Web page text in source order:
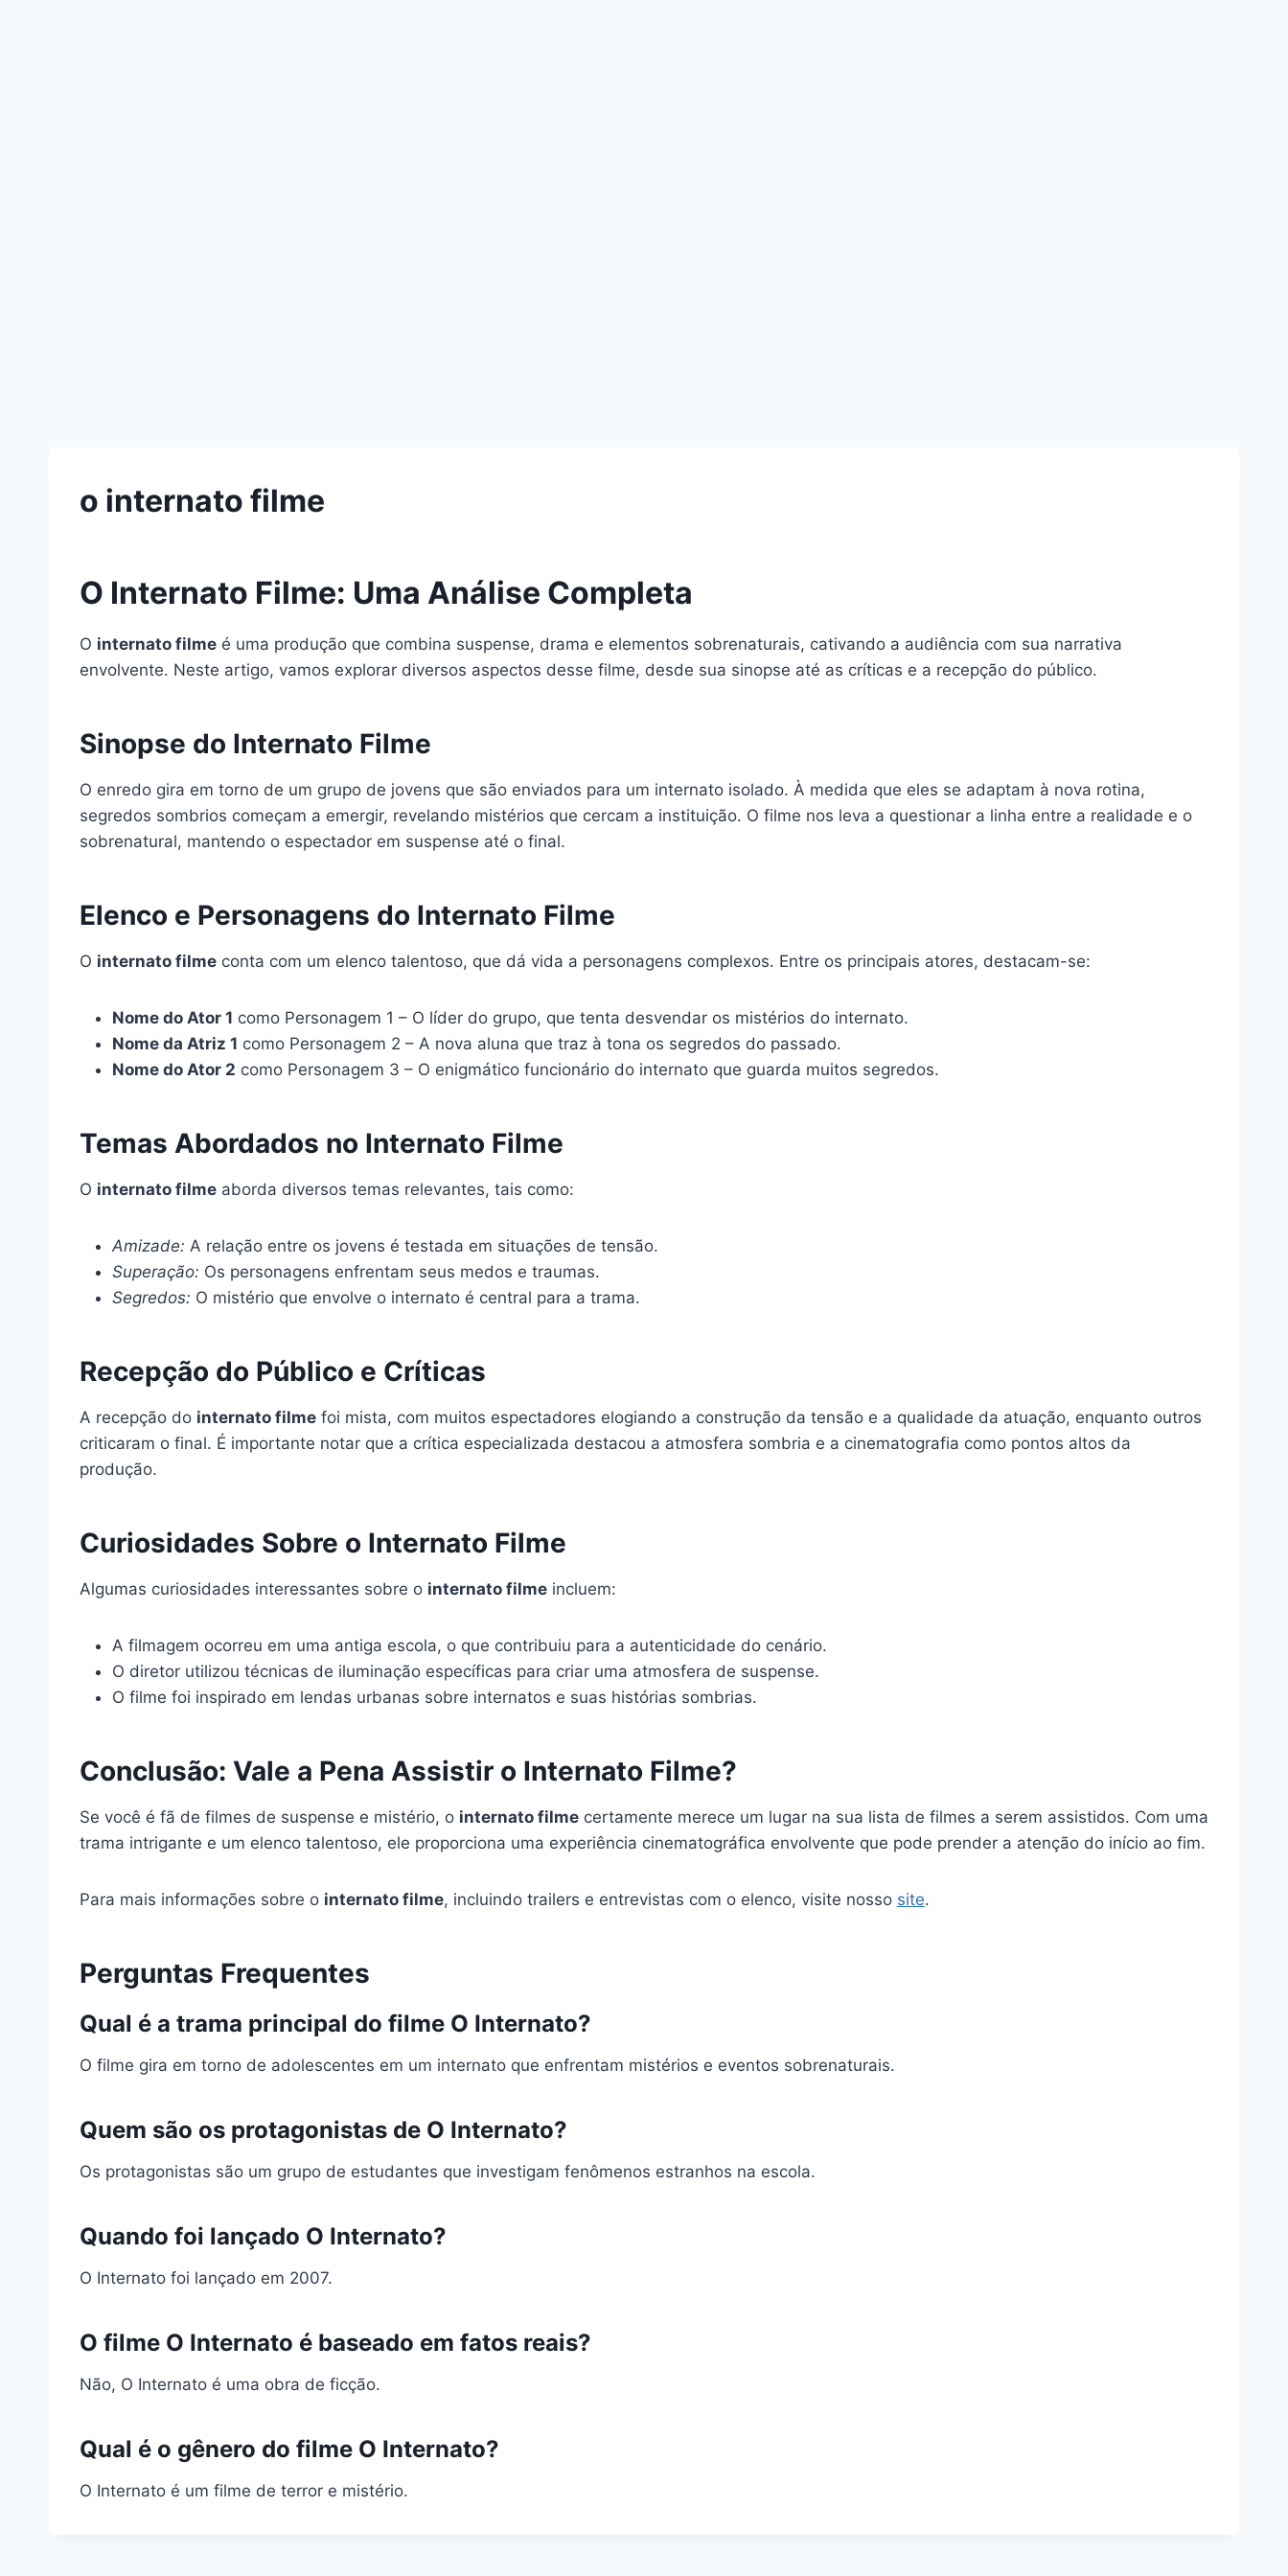
o internato filme
O Internato Filme: Uma Análise Completa
O internato filme é uma produção que combina suspense, drama e elementos sobrenaturais, cativando a audiência com sua narrativa
envolvente. Neste artigo, vamos explorar diversos aspectos desse filme, desde sua sinopse até as críticas e a recepção do público.
Sinopse do Internato Filme
O enredo gira em torno de um grupo de jovens que são enviados para um internato isolado. À medida que eles se adaptam à nova rotina,
segredos sombrios começam a emergir, revelando mistérios que cercam a instituição. O filme nos leva a questionar a linha entre a realidade e o
sobrenatural, mantendo o espectador em suspense até o final.
Elenco e Personagens do Internato Filme
O internato filme conta com um elenco talentoso, que dá vida a personagens complexos. Entre os principais atores, destacam-se:
Nome do Ator 1 como Personagem 1 – O líder do grupo, que tenta desvendar os mistérios do internato.
Nome da Atriz 1 como Personagem 2 – A nova aluna que traz à tona os segredos do passado.
Nome do Ator 2 como Personagem 3 – O enigmático funcionário do internato que guarda muitos segredos.
Temas Abordados no Internato Filme
O internato filme aborda diversos temas relevantes, tais como:
Amizade: A relação entre os jovens é testada em situações de tensão.
Superação: Os personagens enfrentam seus medos e traumas.
Segredos: O mistério que envolve o internato é central para a trama.
Recepção do Público e Críticas
A recepção do internato filme foi mista, com muitos espectadores elogiando a construção da tensão e a qualidade da atuação, enquanto outros
criticaram o final. É importante notar que a crítica especializada destacou a atmosfera sombria e a cinematografia como pontos altos da
produção.
Curiosidades Sobre o Internato Filme
Algumas curiosidades interessantes sobre o internato filme incluem:
A filmagem ocorreu em uma antiga escola, o que contribuiu para a autenticidade do cenário.
O diretor utilizou técnicas de iluminação específicas para criar uma atmosfera de suspense.
O filme foi inspirado em lendas urbanas sobre internatos e suas histórias sombrias.
Conclusão: Vale a Pena Assistir o Internato Filme?
Se você é fã de filmes de suspense e mistério, o internato filme certamente merece um lugar na sua lista de filmes a serem assistidos. Com uma
trama intrigante e um elenco talentoso, ele proporciona uma experiência cinematográfica envolvente que pode prender a atenção do início ao fim.
Para mais informações sobre o internato filme, incluindo trailers e entrevistas com o elenco, visite nosso site.
Perguntas Frequentes
Qual é a trama principal do filme O Internato?
O filme gira em torno de adolescentes em um internato que enfrentam mistérios e eventos sobrenaturais.
Quem são os protagonistas de O Internato?
Os protagonistas são um grupo de estudantes que investigam fenômenos estranhos na escola.
Quando foi lançado O Internato?
O Internato foi lançado em 2007.
O filme O Internato é baseado em fatos reais?
Não, O Internato é uma obra de ficção.
Qual é o gênero do filme O Internato?
O Internato é um filme de terror e mistério.